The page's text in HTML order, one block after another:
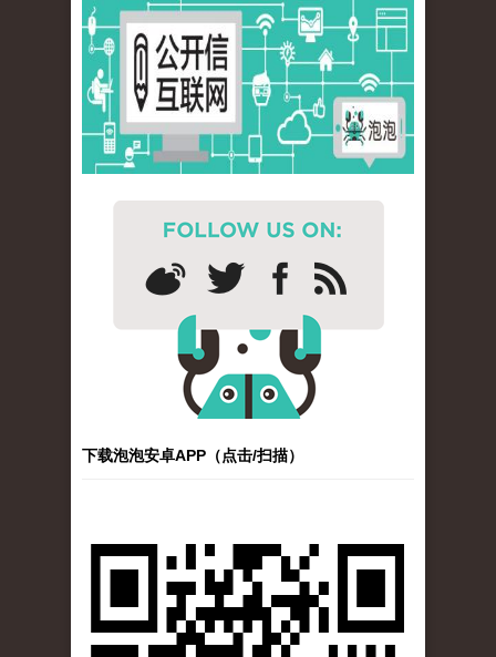
下载泡泡安卓APP（点击/扫描）